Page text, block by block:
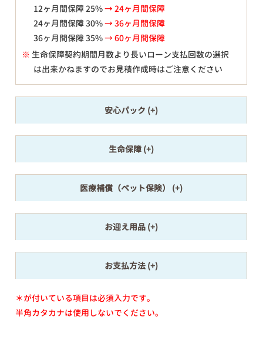
12ヶ月間保障 25%→ 24ヶ月間保障
24ヶ月間保障 30%→ 36ヶ月間保障
36ヶ月間保障 35%→ 60ヶ月間保障
※ 生命保障契約期間月数より長いローン支払回数の選択
は出来かねますのでお見積作成時はご注意ください
安心パック
生命保障
医療補償（ペット保険）
お迎え用品
お支払方法
＊が付いている項目は必須入力です。
半角カタカナは使用しないでください。